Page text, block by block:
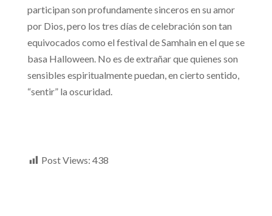
participan son profundamente sinceros en su amor
por Dios, pero los tres días de celebración son tan
equivocados como el festival de Samhain en el que se
basa Halloween. No es de extrañar que quienes son
sensibles espiritualmente puedan, en cierto sentido,
“sentir” la oscuridad.
Post Views: 438